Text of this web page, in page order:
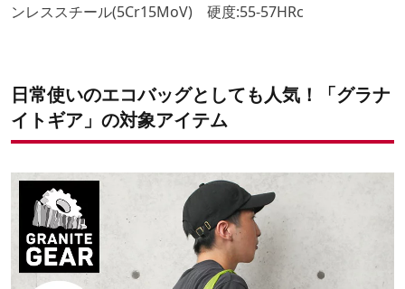
ンレススチール(5Cr15MoV) 硬度:55-57HRc
日常使いのエコバッグとしても人気！「グラナ
イトギア」の対象アイテム